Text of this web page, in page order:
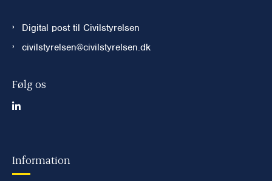
Digital post til Civilstyrelsen
civilstyrelsen@civilstyrelsen.dk
Følg os
Information